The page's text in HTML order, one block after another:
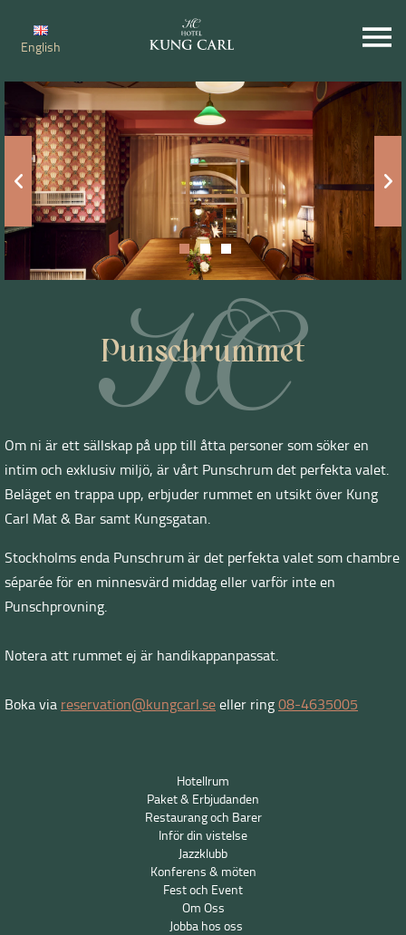
English
Punschrummet
Om ni är ett sällskap på upp till åtta personer som söker en
intim och exklusiv miljö, är vårt Punschrum det perfekta valet.
Beläget en trappa upp, erbjuder rummet en utsikt över Kung
Carl Mat & Bar samt Kungsgatan.
Stockholms enda Punschrum är det perfekta valet som chambre
séparée för en minnesvärd middag eller varför inte en
Punschprovning.
Notera att rummet ej är handikappanpassat.
Boka via reservation@kungcarl.seeller ring08-4635005
Hotellrum
Paket & Erbjudanden
Restaurang och Barer
Inför din vistelse
Jazzklubb
Konferens & möten
Fest och Event
Om Oss
Jobba hos oss